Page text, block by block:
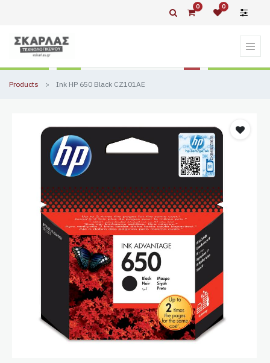
0 0
Products Ink HP 650 Black CZ101AE